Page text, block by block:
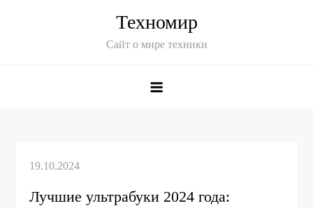
Техномир
Сайт о мире техники
Лучшие ультрабуки 2024 года: